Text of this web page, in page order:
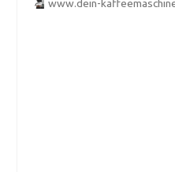
www.dein-